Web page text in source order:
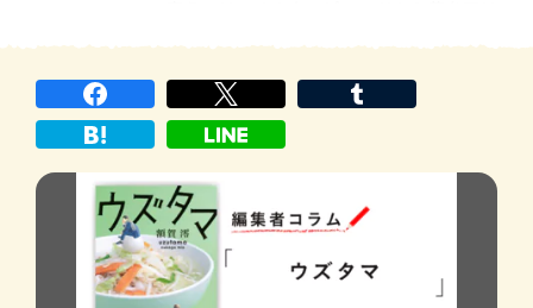
っかけは、去年の一月に遡る。 「『屋上の
ウインドノーツ』から担当してく […]